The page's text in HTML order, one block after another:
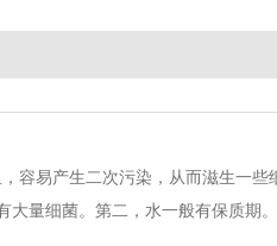
容易产生二次污染，从而滋生一些
量细菌。第二，水一般有保质期。